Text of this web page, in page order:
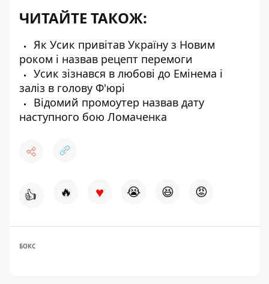
ЧИТАЙТЕ ТАКОЖ:
Як Усик привітав Україну з Новим
роком і назвав рецепт перемоги
Усик зізнався в любові до Емінема і
заліз в голову Ф'юрі
Відомий промоутер назвав дату
наступного бою Ломаченка
👍 🔥 ♥ 😭 😆 😡
БОКС